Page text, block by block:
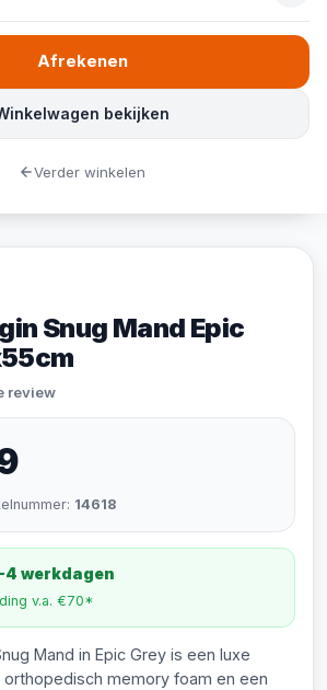
Snug Mand Epic
review
14618
werkdagen
v.a. €70*
Mand in Epic Grey is een luxe
memory foam en een
bekijken
Afrekenen
Verder winkelen